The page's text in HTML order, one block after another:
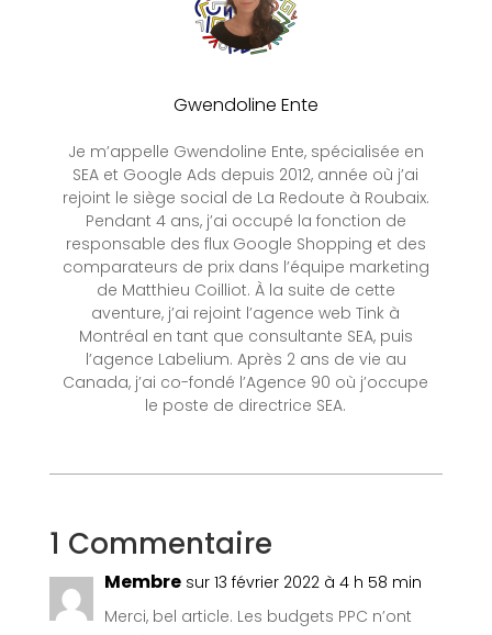
Gwendoline Ente
Je m’appelle Gwendoline Ente, spécialisée en
SEA et Google Ads depuis 2012, année où j’ai
rejoint le siège social de La Redoute à Roubaix.
Pendant 4 ans, j’ai occupé la fonction de
responsable des flux Google Shopping et des
comparateurs de prix dans l’équipe marketing
de Matthieu Coilliot. À la suite de cette
aventure, j’ai rejoint l’agence web Tink à
Montréal en tant que consultante SEA, puis
l’agence Labelium. Après 2 ans de vie au
Canada, j’ai co-fondé l’Agence 90 où j’occupe
le poste de directrice SEA.
1 Commentaire
Membre sur 13 février 2022 à 4 h 58 min
Merci, bel article. Les budgets PPC n’ont